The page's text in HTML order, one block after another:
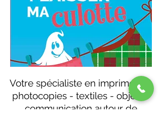
Votre spécialiste en imprimerie -
photocopies - textiles - objets -
communication autour de